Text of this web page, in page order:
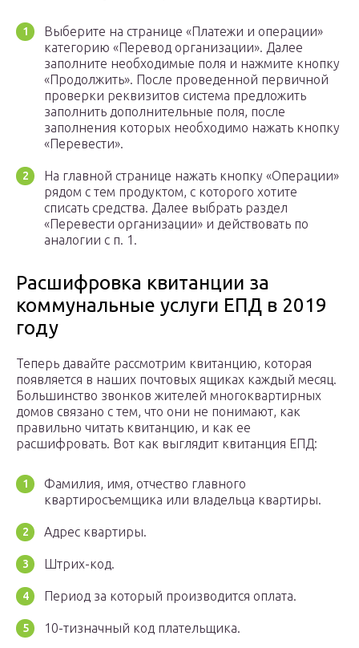
Выберите на странице «Платежи и операции»
категорию «Перевод организации». Далее
заполните необходимые поля и нажмите кнопку
«Продолжить». После проведенной первичной
проверки реквизитов система предложить
заполнить дополнительные поля, после
заполнения которых необходимо нажать кнопку
«Перевести».
На главной странице нажать кнопку «Операции»
рядом с тем продуктом, с которого хотите
списать средства. Далее выбрать раздел
«Перевести организации» и действовать по
аналогии с п. 1.
Расшифровка квитанции за
коммунальные услуги ЕПД в 2019
году
Теперь давайте рассмотрим квитанцию, которая
появляется в наших почтовых ящиках каждый месяц.
Большинство звонков жителей многоквартирных
домов связано с тем, что они не понимают, как
правильно читать квитанцию, и как ее
расшифровать. Вот как выглядит квитанция ЕПД:
Фамилия, имя, отчество главного
квартиросъемщика или владельца квартиры.
Адрес квартиры.
Штрих-код.
Период за который производится оплата.
10-тизначный код плательщика.